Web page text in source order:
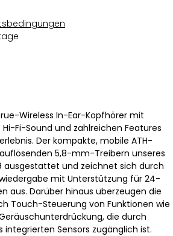
Wireless In-Ear-Kopfhörer mit
Fi-Sound und zahlreichen Features
Der kompakte, mobile ATH-
5,8-mm-Treibern unseres
ausgestattet und zeichnet sich durch
mit Unterstützung für 24-
aus. Darüber hinaus überzeugen die
Touch-Steuerung von Funktionen wie
die durch
integrierten Sensors zugänglich ist.